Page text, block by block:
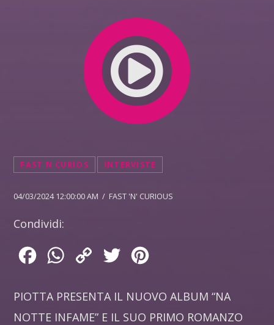
FAST N CURIOS INTERVISTE
04/03/2024 12:00:00 AM / FAST 'N' CURIOUS
Condividi:
FacebookWhatsApp
Copy
Twitter
PIOTTA PRESENTA IL NUOVO ALBUM “NA
NOTTE INFAME” E IL SUO PRIMO ROMANZO